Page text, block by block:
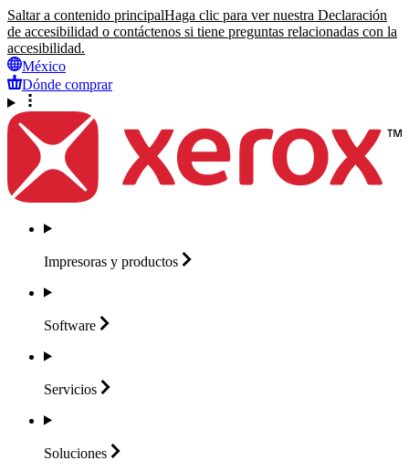
Saltar a contenido principalHaga clic para ver nuestra Declaración
de accesibilidad o contáctenos si tiene preguntas relacionadas con la
accesibilidad.
México
Dónde comprar
Impresoras y productos
Software
Servicios
Soluciones